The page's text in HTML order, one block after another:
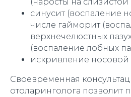
синусит (воспаление
числе гайморит
верхнечелюстных
(воспаление лобных
искривление
Своевременная
отоларинголога позволит